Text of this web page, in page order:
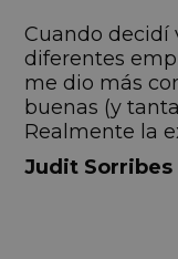
Cuando decidí
diferentes
me dio más
buenas (y
Realmente la
buena,
y profesional.
Judit Sorribes